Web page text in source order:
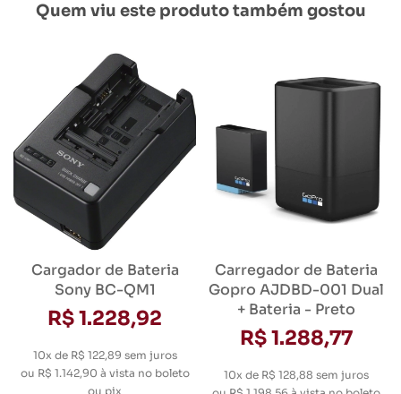
Quem viu este produto também gostou
Cargador de Bateria
Sony BC-QM1
R$ 1.228,92
10x de R$ 122,89 sem juros
ou R$ 1.142,90 à vista no boleto
ou pix
Carregador de Bateria
Gopro AJDBD-001 Dual
+ Bateria - Preto
R$ 1.288,77
10x de R$ 128,88 sem juros